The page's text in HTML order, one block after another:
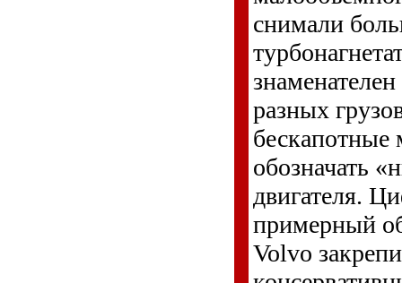
снимали
разных
бескапотные
обозначать
двигателя.
примерный
Volvo